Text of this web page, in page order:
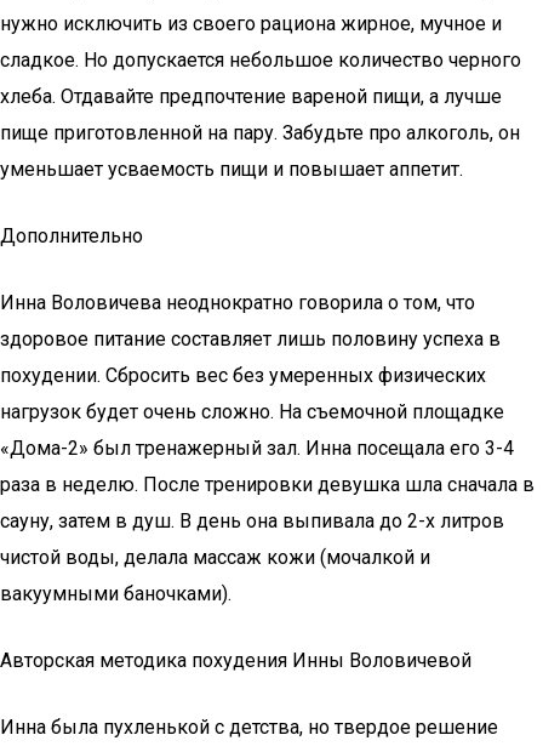
нужно исключить из своего рациона жирное, мучное и
сладкое. Но допускается небольшое количество черного
хлеба. Отдавайте предпочтение вареной пищи, а лучше
пище приготовленной на пару. Забудьте про алкоголь, он
уменьшает усваемость пищи и повышает аппетит.
Дополнительно
Инна Воловичева неоднократно говорила о том, что
здоровое питание составляет лишь половину успеха в
похудении. Сбросить вес без умеренных физических
нагрузок будет очень сложно. На съемочной площадке
«Дома-2» был тренажерный зал. Инна посещала его 3-4
раза в неделю. После тренировки девушка шла сначала в
сауну, затем в душ. В день она выпивала до 2-х литров
чистой воды, делала массаж кожи (мочалкой и
вакуумными баночками).
Авторская методика похудения Инны Воловичевой
Инна была пухленькой с детства, но твердое решение